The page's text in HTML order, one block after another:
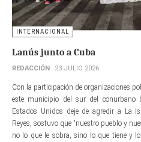
INTERNACIONAL
Lanús junto a Cuba
REDACCIÓN 23 JULIO 2026
Con la participación de organizaciones
este municipio del sur del conurbano
Estados Unidos deje de agredir a La
Reyes, sostuvo que “nuestro pueblo y
no lo que le sobra, sino lo que tiene y